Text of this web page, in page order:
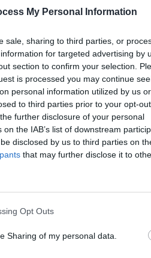
My Personal Information
sale, sharing to third parties, or
for targeted advertising by
section to confirm your selection.
is processed you may continue
personal information utilized by us or
to third parties prior to your opt-
further disclosure of your personal
the IAB’s list of downstream
disclosed by us to third parties on
that may further disclose it to
Opt Outs
Sharing of my personal data.
do raportu
NATO